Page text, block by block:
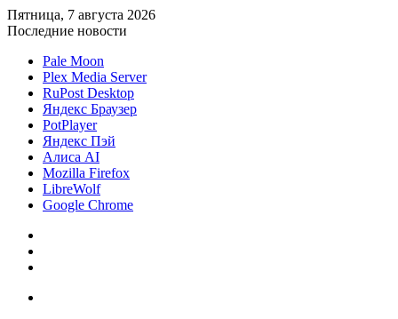
Пятница, 7 августа 2026
Последние новости
Pale Moon
Plex Media Server
RuPost Desktop
Яндекс Браузер
PotPlayer
Яндекс Пэй
Алиса AI
Mozilla Firefox
LibreWolf
Google Chrome